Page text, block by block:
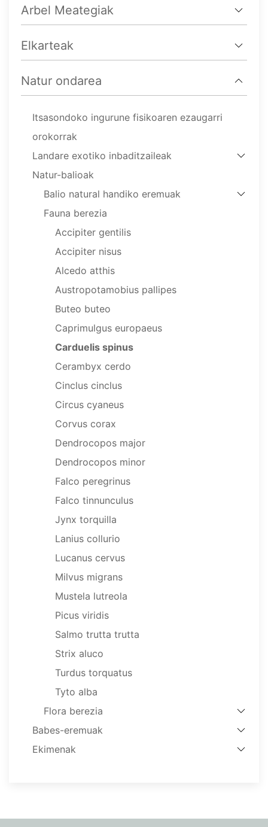
Arbel Meategiak
Elkarteak
Natur ondarea
Itsasondoko ingurune fisikoaren ezaugarri
orokorrak
Landare exotiko inbaditzaileak
Natur-balioak
Balio natural handiko eremuak
Fauna berezia
Accipiter gentilis
Accipiter nisus
Alcedo atthis
Austropotamobius pallipes
Buteo buteo
Caprimulgus europaeus
Carduelis spinus
Cerambyx cerdo
Cinclus cinclus
Circus cyaneus
Corvus corax
Dendrocopos major
Dendrocopos minor
Falco peregrinus
Falco tinnunculus
Jynx torquilla
Lanius collurio
Lucanus cervus
Milvus migrans
Mustela lutreola
Picus viridis
Salmo trutta trutta
Strix aluco
Turdus torquatus
Tyto alba
Flora berezia
Babes-eremuak
Ekimenak